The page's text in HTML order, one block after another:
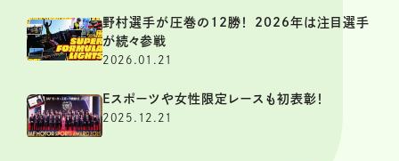
野村選手が圧巻の12勝！ 2026年は注目選手
が続々参戦
2026.01.21
Eスポーツや女性限定レースも初表彰！
2025.12.21